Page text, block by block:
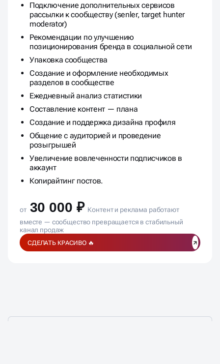
Подключение дополнительных сервисов
рассылки к сообществу (senler, target hunter
moderator)
Рекомендации по улучшению
позиционирования бренда в социальной сети
Упаковка сообщества
Создание и оформление необходимых
разделов в сообществе
Ежедневный анализ статистики
Составление контент — плана
Создание и поддержка дизайна профиля
Общение с аудиторией и проведение
розыгрышей
Увеличение вовлеченности подписчиков в
аккаунт
Копирайтинг постов.
от 30 000 ₽ Контент и реклама работают
вместе — сообщество превращается в стабильный
канал продаж
СДЕЛАТЬ КРАСИВО 🔥